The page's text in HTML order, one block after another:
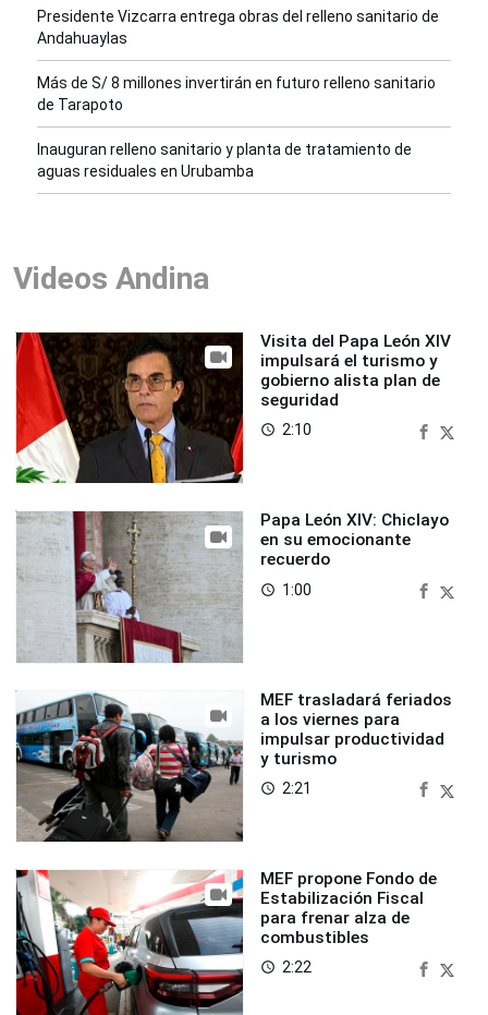
Presidente Vizcarra entrega obras del relleno sanitario de
Andahuaylas
Más de S/ 8 millones invertirán en futuro relleno sanitario
de Tarapoto
Inauguran relleno sanitario y planta de tratamiento de
aguas residuales en Urubamba
Videos Andina
Visita del Papa León XIV
impulsará el turismo y
gobierno alista plan de
seguridad
access_time 2:10
Papa León XIV: Chiclayo
en su emocionante
recuerdo
access_time 1:00
MEF trasladará feriados
a los viernes para
impulsar productividad
y turismo
access_time 2:21
MEF propone Fondo de
Estabilización Fiscal
para frenar alza de
combustibles
access_time 2:22